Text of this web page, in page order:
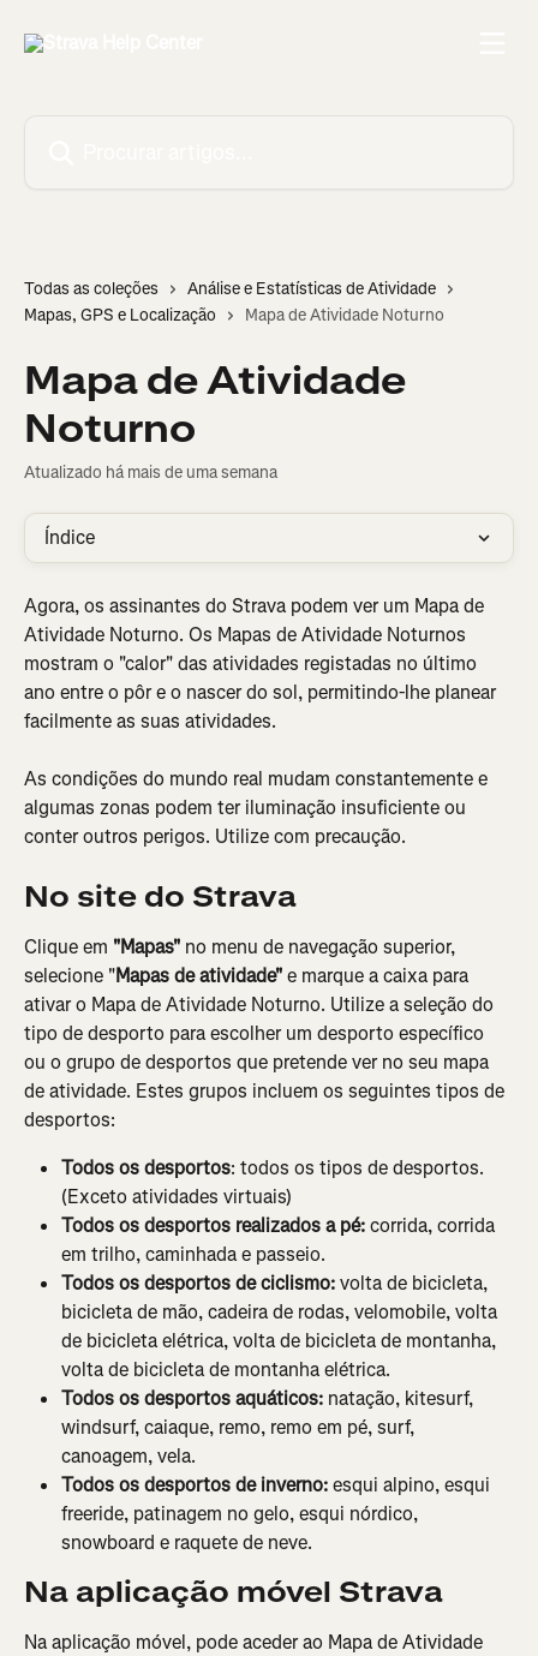
Todas as coleções
Análise e Estatísticas de Atividade
Mapas, GPS e Localização
Mapa de Atividade Noturno
Mapa de Atividade
Noturno
Atualizado há mais de uma semana
Índice
Agora, os assinantes do Strava podem ver um Mapa de
Atividade Noturno. Os Mapas de Atividade Noturnos
mostram o "calor" das atividades registadas no último
ano entre o pôr e o nascer do sol, permitindo-lhe planear
facilmente as suas atividades.
As condições do mundo real mudam constantemente e
algumas zonas podem ter iluminação insuficiente ou
conter outros perigos. Utilize com precaução.
No site do Strava
Clique em "Mapas" no menu de navegação superior,
selecione "Mapas de atividade" e marque a caixa para
ativar o Mapa de Atividade Noturno. Utilize a seleção do
tipo de desporto para escolher um desporto específico
ou o grupo de desportos que pretende ver no seu mapa
de atividade. Estes grupos incluem os seguintes tipos de
desportos:
Todos os desportos: todos os tipos de desportos.
(Exceto atividades virtuais)
Todos os desportos realizados a pé: corrida, corrida
em trilho, caminhada e passeio.
Todos os desportos de ciclismo: volta de bicicleta,
bicicleta de mão, cadeira de rodas, velomobile, volta
de bicicleta elétrica, volta de bicicleta de montanha,
volta de bicicleta de montanha elétrica.
Todos os desportos aquáticos: natação, kitesurf,
windsurf, caiaque, remo, remo em pé, surf,
canoagem, vela.
Todos os desportos de inverno: esqui alpino, esqui
freeride, patinagem no gelo, esqui nórdico,
snowboard e raquete de neve.
Na aplicação móvel Strava
Na aplicação móvel, pode aceder ao Mapa de Atividade